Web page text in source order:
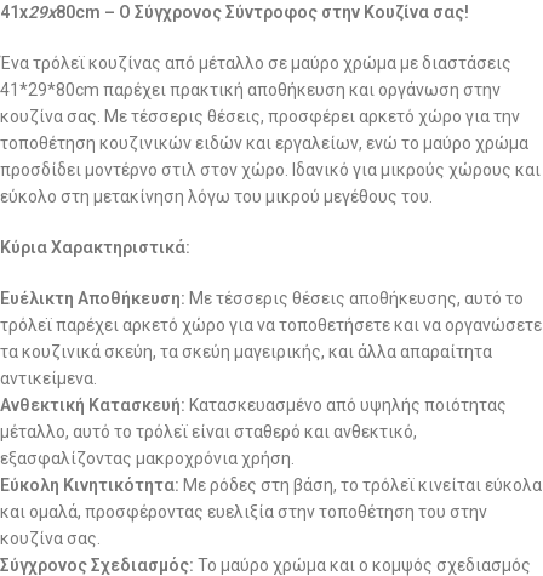
41x29x80cm – Ο Σύγχρονος Σύντροφος στην Κουζίνα σας!
Ένα τρόλεϊ κουζίνας από μέταλλο σε μαύρο χρώμα με διαστάσεις
41*29*80cm παρέχει πρακτική αποθήκευση και οργάνωση στην
κουζίνα σας. Με τέσσερις θέσεις, προσφέρει αρκετό χώρο για την
τοποθέτηση κουζινικών ειδών και εργαλείων, ενώ το μαύρο χρώμα
προσδίδει μοντέρνο στιλ στον χώρο. Ιδανικό για μικρούς χώρους και
εύκολο στη μετακίνηση λόγω του μικρού μεγέθους του.
Κύρια Χαρακτηριστικά:
Ευέλικτη Αποθήκευση: Με τέσσερις θέσεις αποθήκευσης, αυτό το
τρόλεϊ παρέχει αρκετό χώρο για να τοποθετήσετε και να οργανώσετε
τα κουζινικά σκεύη, τα σκεύη μαγειρικής, και άλλα απαραίτητα
αντικείμενα.
Ανθεκτική Κατασκευή: Κατασκευασμένο από υψηλής ποιότητας
μέταλλο, αυτό το τρόλεϊ είναι σταθερό και ανθεκτικό,
εξασφαλίζοντας μακροχρόνια χρήση.
Εύκολη Κινητικότητα: Με ρόδες στη βάση, το τρόλεϊ κινείται εύκολα
και ομαλά, προσφέροντας ευελιξία στην τοποθέτηση του στην
κουζίνα σας.
Σύγχρονος Σχεδιασμός: Το μαύρο χρώμα και ο κομψός σχεδιασμός